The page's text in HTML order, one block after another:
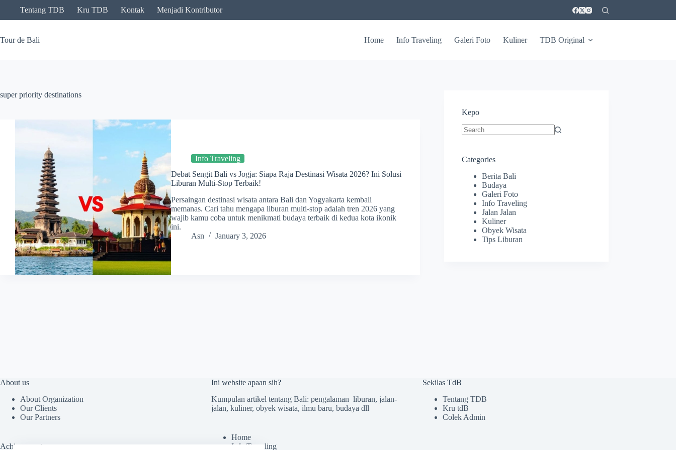
content
Tentang TDB Kru TDB Kontak Menjadi Kontributor
Tour de Bali Home Info Traveling Galeri Foto Kuliner TDB Original
super priority destinations
Info Traveling
Debat Sengit Bali vs Jogja: Siapa Raja Destinasi Wisata 2026? Ini Solusi
Liburan Multi-Stop Terbaik!
Persaingan destinasi wisata antara Bali dan Yogyakarta kembali
memanas. Cari tahu mengapa liburan multi-stop adalah tren 2026 yang
wajib kamu coba untuk menikmati budaya terbaik di kedua kota ikonik
ini.
Asn
January 3, 2026
Kepo
Categories
Berita Bali
Budaya
Galeri Foto
Info Traveling
Jalan Jalan
Kuliner
Obyek Wisata
Tips Liburan
About us
About Organization
Our Clients
Our Partners
Achievements
Ini website apaan sih?
Kumpulan artikel tentang Bali: pengalaman liburan, jalan-
jalan, kuliner, obyek wisata, ilmu baru, budaya dll
Home
Info Traveling
Sekilas TdB
Tentang TDB
Kru tdB
Colek Admin